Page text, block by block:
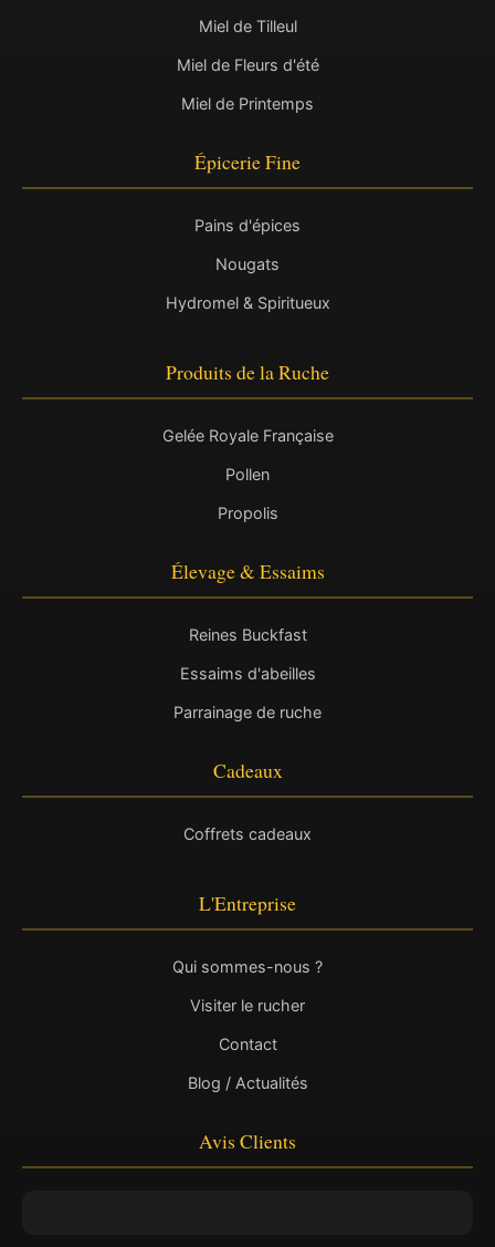
Miel de Tilleul
Miel de Fleurs d'été
Miel de Printemps
Épicerie Fine
Pains d'épices
Nougats
Hydromel & Spiritueux
Produits de la Ruche
Gelée Royale Française
Pollen
Propolis
Élevage & Essaims
Reines Buckfast
Essaims d'abeilles
Parrainage de ruche
Cadeaux
Coffrets cadeaux
L'Entreprise
Qui sommes-nous ?
Visiter le rucher
Contact
Blog / Actualités
Avis Clients